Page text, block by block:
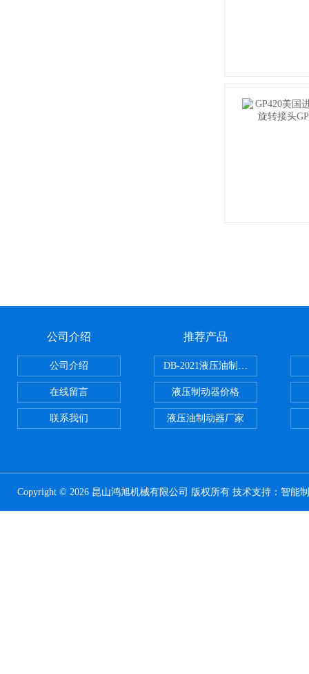
公司介绍
公司介绍
在线留言
联系我们
推荐产品
DB-2021液压油制动器
液压制动器价格
液压油制动器厂家
Copyright © 2026 昆山鸿旭机械有限公司 版权所有 技术支持： 智能